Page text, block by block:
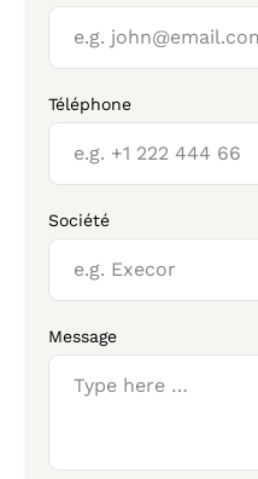
Téléphone
Société
Message